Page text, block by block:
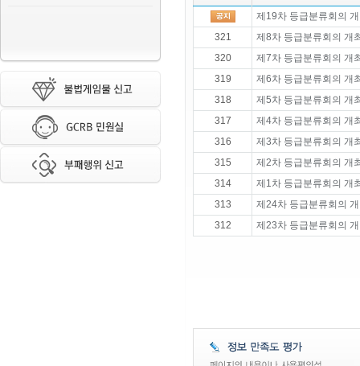
제19차 등급분류회의
321
제8차 등급분류회의 개
320
제7차 등급분류회의 개
319
제6차 등급분류회의 개
318
제5차 등급분류회의 개
317
제4차 등급분류회의 개
316
제3차 등급분류회의 개
315
제2차 등급분류회의 개
314
제1차 등급분류회의 개
313
제24차 등급분류회의
312
제23차 등급분류회의